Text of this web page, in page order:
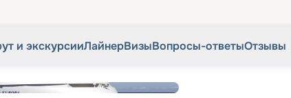
и экскурсииЛайнерВизыВопросы-ответыОтзывы